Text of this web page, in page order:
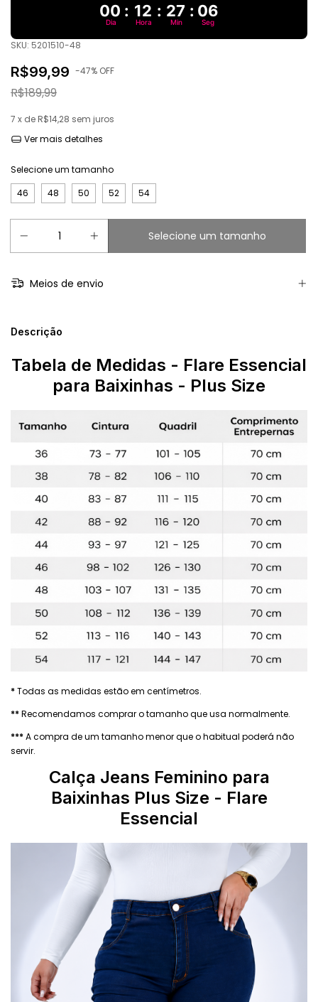
00 : 12 : 27 : 05
Dia Hora Min Seg
SKU: 5201510-48
R$99,99 -47% OFF
R$189,99
7 x de R$14,28 sem juros
Ver mais detalhes
Selecione um tamanho
46
48 50 52 54
Meios de envio
Descrição
Tabela de Medidas - Flare Essencial
para Baixinhas - Plus Size
*Todas as medidas estão em centímetros.
**Recomendamos comprar o tamanho que usa normalmente.
***A compra de um tamanho menor que o habitual poderá não
servir.
Calça Jeans Feminino para
Baixinhas Plus Size - Flare
Essencial